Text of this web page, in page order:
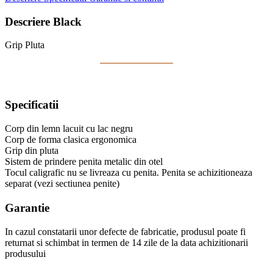
Descriere Black
Grip Pluta
Specificatii
Corp din lemn lacuit cu lac negru
Corp de forma clasica ergonomica
Grip din pluta
Sistem de prindere penita metalic din otel
Tocul caligrafic nu se livreaza cu penita. Penita se achizitioneaza
separat (vezi sectiunea penite)
Garantie
In cazul constatarii unor defecte de fabricatie, produsul poate fi
returnat si schimbat in termen de 14 zile de la data achizitionarii
produsului